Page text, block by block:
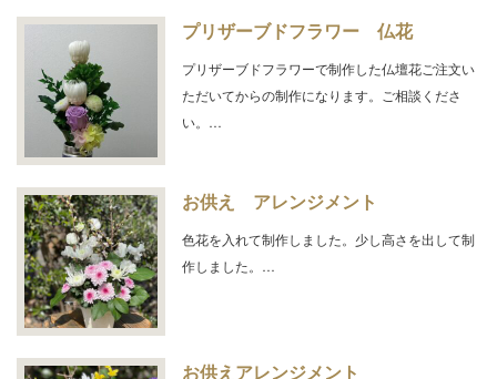
プリザーブドフラワー 仏花
プリザーブドフラワーで制作した仏壇花ご注文い
ただいてからの制作になります。ご相談くださ
い。…
お供え アレンジメント
色花を入れて制作しました。少し高さを出して制
作しました。…
お供えアレンジメント